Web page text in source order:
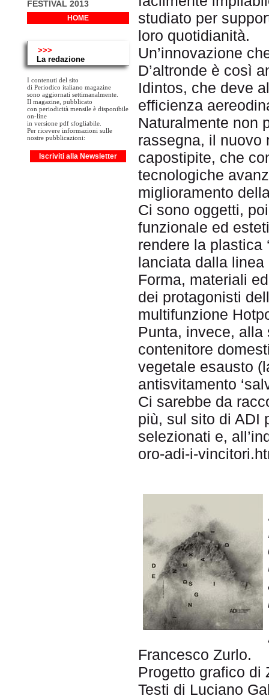
FESTIVAL 2013
HOME
>>>
La redazione
I contenuti del sito
di Periodico italiano magazine
sono aggiornati settimanalmente.
Il magazine, pubblicato
con periodicità mensile è disponibile
on-line
in versione pdf sfogliabile.
Per ricevere informazioni sulle
nostre pubblicazioni:
Iscriviti alla Newsletter
studiato per
loro quotidianità.
Un’innovazione
D’altronde è così
Idintos, che deve
efficienza
Naturalmente non
rassegna, il nuovo
capostipite, che
tecnologiche
miglioramento
Ci sono oggetti,
funzionale ed
rendere la plastica
lanciata dalla
Forma, materiali
dei protagonisti
multifunzione
Punta, invece,
contenitore
vegetale esausto
antisvitamento
Ci sarebbe da
più, sul sito di ADI
selezionati e,
oro-adi-i-
Francesco Zurlo.
Progetto grafico di
Testi di Luciano